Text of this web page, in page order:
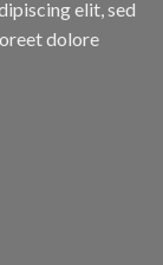
elit, sed
dolore